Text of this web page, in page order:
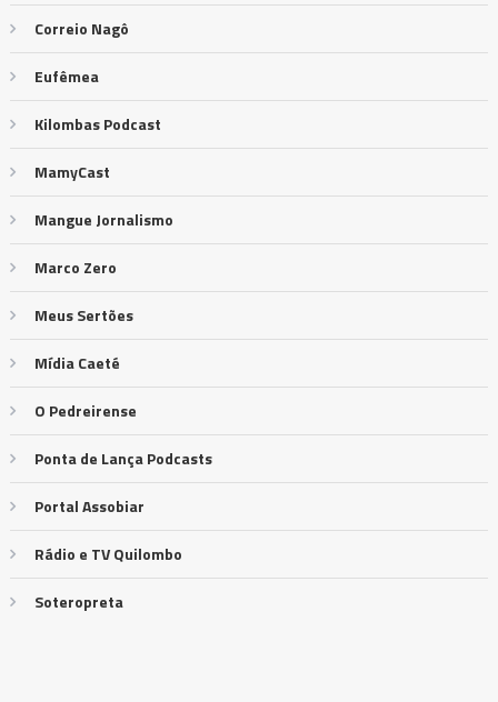
Correio Nagô
Eufêmea
Kilombas Podcast
MamyCast
Mangue Jornalismo
Marco Zero
Meus Sertões
Mídia Caeté
O Pedreirense
Ponta de Lança Podcasts
Portal Assobiar
Rádio e TV Quilombo
Soteropreta